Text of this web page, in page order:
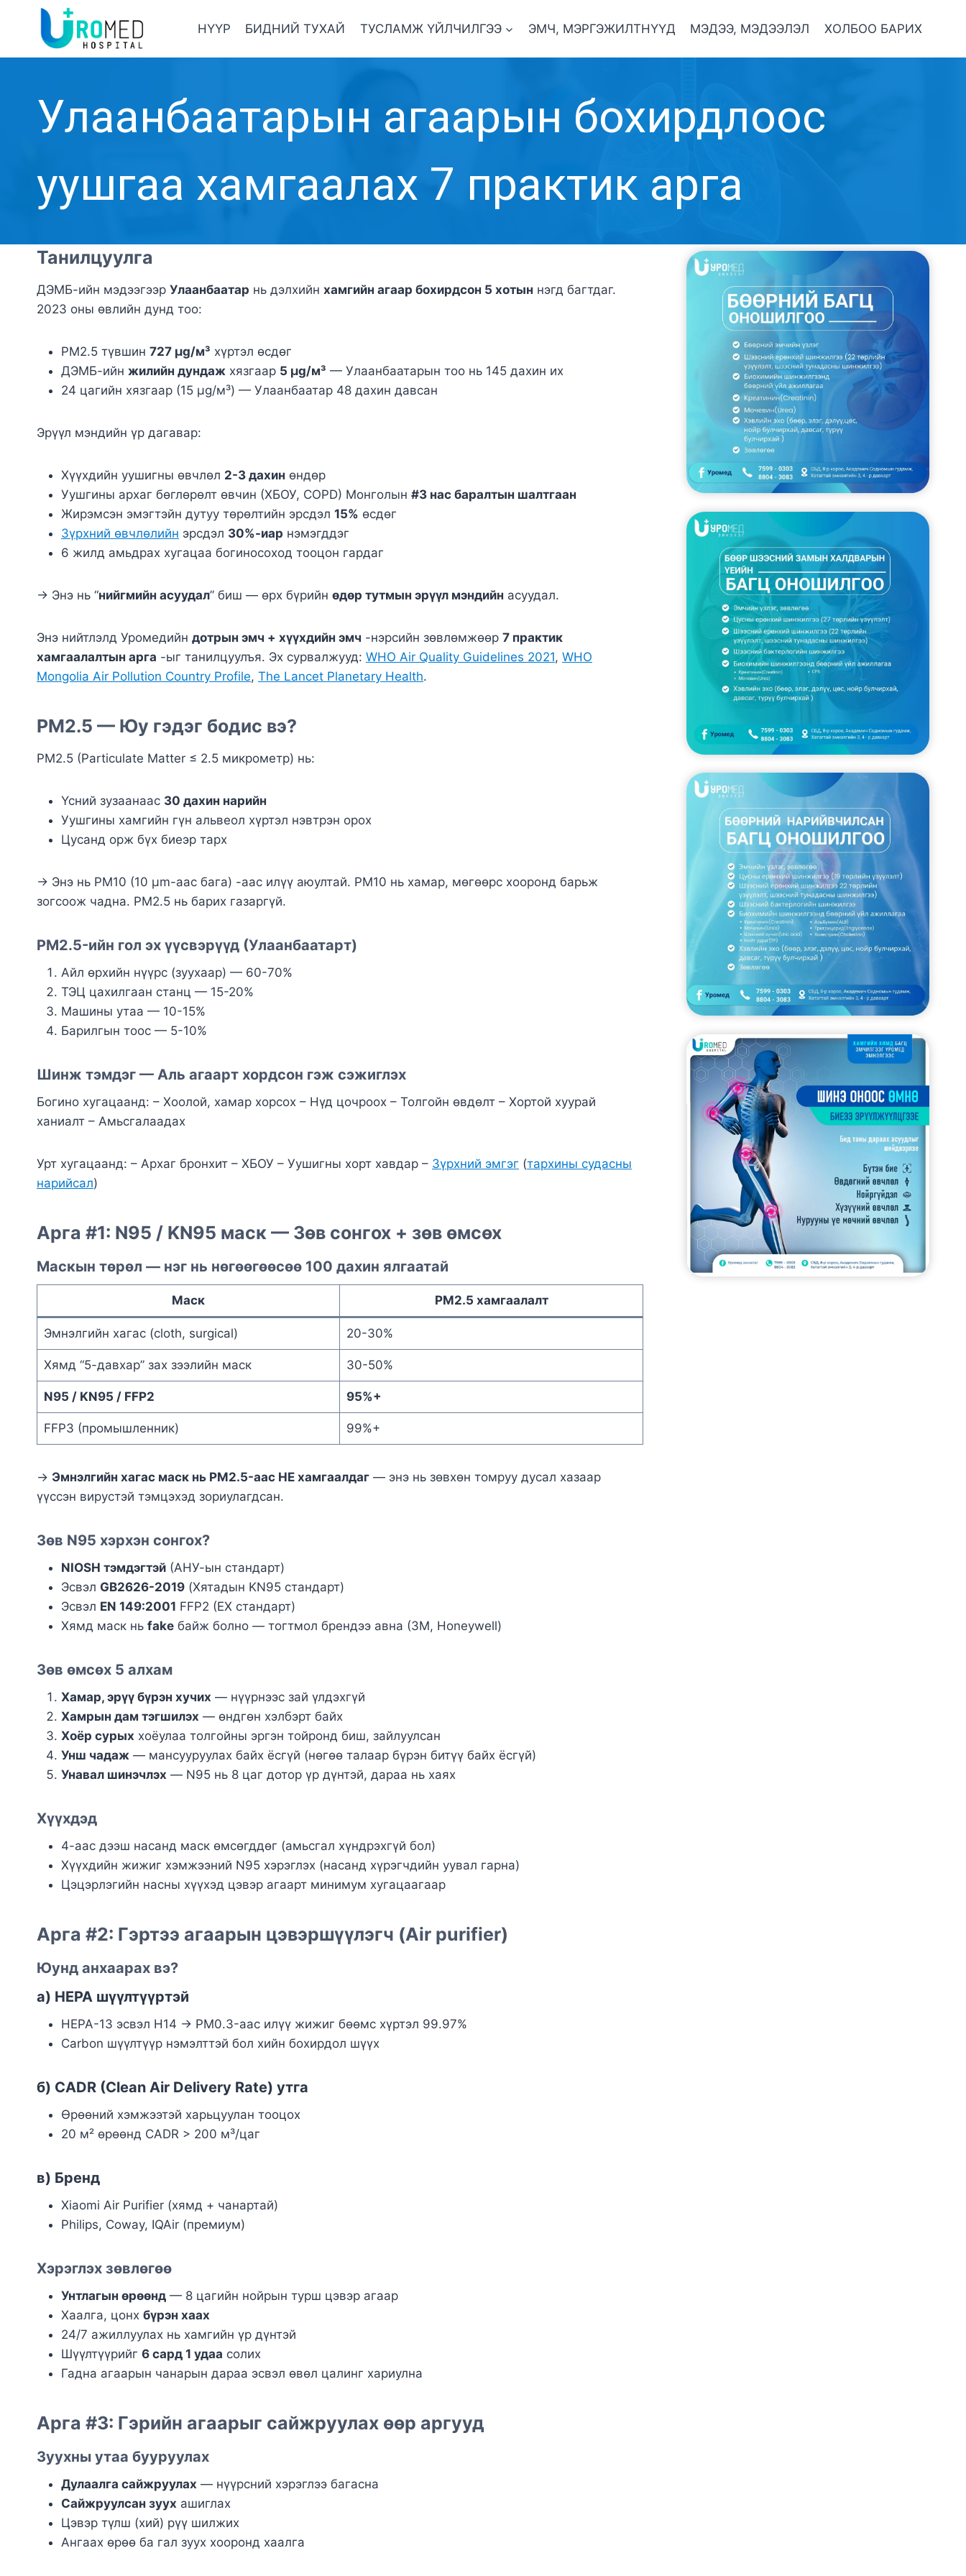
НҮҮР БИДНИЙ ТУХАЙ ТУСЛАМЖ ҮЙЛЧИЛГЭЭ ЭМЧ, МЭРГЭЖИЛТНҮҮД МЭДЭЭ, МЭДЭЭЛЭЛ ХОЛБОО БАРИХ
Улаанбаатарын агаарын бохирдлоос
уушгаа хамгаалах 7 практик арга
Танилцуулга
ДЭМБ-ийн мэдээгээр Улаанбаатар нь дэлхийн хамгийн агаар бохирдсон 5 хотын нэгд багтдаг.
2023 оны өвлийн дунд тоо:
PM2.5 түвшин 727 µg/м³ хүртэл өсдөг
ДЭМБ-ийн жилийн дундаж хязгаар 5 µg/м³ — Улаанбаатарын тоо нь 145 дахин их
24 цагийн хязгаар (15 µg/м³) — Улаанбаатар 48 дахин давсан
Эрүүл мэндийн үр дагавар:
Хүүхдийн уушигны өвчлөл 2-3 дахин өндөр
Уушгины архаг бөглөрөлт өвчин (ХБОУ, COPD) Монголын #3 нас баралтын шалтгаан
Жирэмсэн эмэгтэйн дутуу төрөлтийн эрсдэл 15% өсдөг
Зүрхний өвчлөлийн эрсдэл 30%-иар нэмэгддэг
6 жилд амьдрах хугацаа богиносоход тооцон гардаг
→ Энэ нь “нийгмийн асуудал” биш — өрх бүрийн өдөр тутмын эрүүл мэндийн асуудал.
Энэ нийтлэлд Уромедийн дотрын эмч + хүүхдийн эмч -нэрсийн зөвлөмжөөр 7 практик
хамгаалалтын арга -ыг танилцуулъя. Эх сурвалжууд: WHO Air Quality Guidelines 2021, WHO
Mongolia Air Pollution Country Profile, The Lancet Planetary Health.
PM2.5 — Юу гэдэг бодис вэ?
PM2.5 (Particulate Matter ≤ 2.5 микрометр) нь:
Үсний зузаанаас 30 дахин нарийн
Уушгины хамгийн гүн альвеол хүртэл нэвтрэн орох
Цусанд орж бүх биеэр тарх
→ Энэ нь PM10 (10 μm-аас бага) -аас илүү аюултай. PM10 нь хамар, мөгөөрс хооронд барьж
зогсоож чадна. PM2.5 нь барих газаргүй.
PM2.5-ийн гол эх үүсвэрүүд (Улаанбаатарт)
Айл өрхийн нүүрс (зуухаар) — 60-70%
ТЭЦ цахилгаан станц — 15-20%
Машины утаа — 10-15%
Барилгын тоос — 5-10%
Шинж тэмдэг — Аль агаарт хордсон гэж сэжиглэх
Богино хугацаанд: – Хоолой, хамар хорсох – Нүд цочроох – Толгойн өвдөлт – Хортой хуурай
ханиалт – Амьсгалаадах
Урт хугацаанд: – Архаг бронхит – ХБОУ – Уушигны хорт хавдар – Зүрхний эмгэг (тархины судасны
нарийсал)
Арга #1: N95 / KN95 маск — Зөв сонгох + зөв өмсөх
Маскын төрөл — нэг нь нөгөөгөөсөө 100 дахин ялгаатай
Маск PM2.5 хамгаалалт
Эмнэлгийн хагас (cloth, surgical) 20-30%
Хямд “5-давхар” зах зээлийн маск 30-50%
N95 / KN95 / FFP2 95%+
FFP3 (промышленник) 99%+
→ Эмнэлгийн хагас маск нь PM2.5-аас НЕ хамгаалдаг — энэ нь зөвхөн томруу дусал хазаар
үүссэн вирустэй тэмцэхэд зориулагдсан.
Зөв N95 хэрхэн сонгох?
NIOSH тэмдэгтэй (АНУ-ын стандарт)
Эсвэл GB2626-2019 (Хятадын KN95 стандарт)
Эсвэл EN 149:2001 FFP2 (ЕХ стандарт)
Хямд маск нь fake байж болно — тогтмол брендээ авна (3M, Honeywell)
Зөв өмсөх 5 алхам
Хамар, эрүү бүрэн хучих — нүүрнээс зай үлдэхгүй
Хамрын дам тэгшилэх — өндгөн хэлбэрт байх
Хоёр сурых хоёулаа толгойны эргэн тойронд биш, зайлуулсан
Унш чадаж — мансууруулах байх ёсгүй (нөгөө талаар бүрэн битүү байх ёсгүй)
Унавал шинэчлэх — N95 нь 8 цаг дотор үр дүнтэй, дараа нь хаях
Хүүхдэд
4-аас дээш насанд маск өмсөгддөг (амьсгал хүндрэхгүй бол)
Хүүхдийн жижиг хэмжээний N95 хэрэглэх (насанд хүрэгчдийн уувал гарна)
Цэцэрлэгийн насны хүүхэд цэвэр агаарт минимум хугацаагаар
Арга #2: Гэртээ агаарын цэвэршүүлэгч (Air purifier)
Юунд анхаарах вэ?
а) HEPA шүүлтүүртэй
HEPA-13 эсвэл H14 → PM0.3-аас илүү жижиг бөөмс хүртэл 99.97%
Carbon шүүлтүүр нэмэлттэй бол хийн бохирдол шүүх
б) CADR (Clean Air Delivery Rate) утга
Өрөөний хэмжээтэй харьцуулан тооцох
20 м² өрөөнд CADR > 200 м³/цаг
в) Бренд
Xiaomi Air Purifier (хямд + чанартай)
Philips, Coway, IQAir (премиум)
Хэрэглэх зөвлөгөө
Унтлагын өрөөнд — 8 цагийн нойрын турш цэвэр агаар
Хаалга, цонх бүрэн хаах
24/7 ажиллуулах нь хамгийн үр дүнтэй
Шүүлтүүрийг 6 сард 1 удаа солих
Гадна агаарын чанарын дараа эсвэл өвөл цалинг хариулна
Арга #3: Гэрийн агаарыг сайжруулах өөр аргууд
Зуухны утаа бууруулах
Дулаалга сайжруулах — нүүрсний хэрэглээ багасна
Сайжруулсан зуух ашиглах
Цэвэр түлш (хий) рүү шилжих
Ангаах өрөө ба гал зуух хооронд хаалга